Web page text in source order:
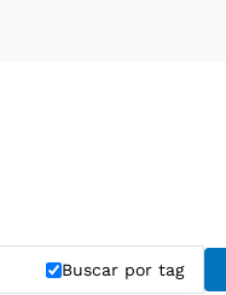
Buscar por tag